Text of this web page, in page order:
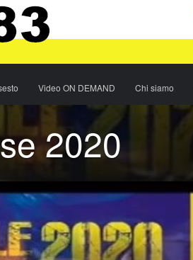
Video ON DEMAND Chi siamo
2020